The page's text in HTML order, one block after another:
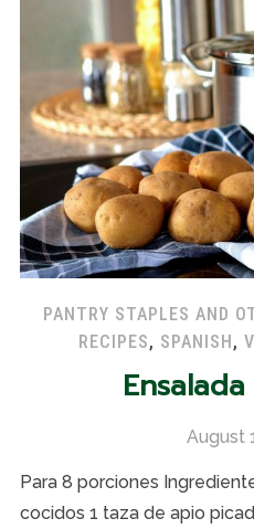
PANTRY STAPLES AND
RECIPES, SPANISH,
August
Para 8 porciones
cocidos 1 taza de apio